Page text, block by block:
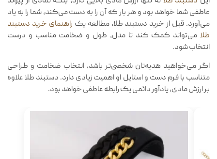
عاطفی شما خواهد بود و هر بار که آن را به دست می‌کند، شما را به یاد
می‌آورد. قبل از خرید دستبند طلا، مطالعه یک راهنمای خرید دستبند
طلا می‌تواند کمک کند تا مدل، طول و ضخامت مناسب و درست
انتخاب شود.
اگر می‌خواهید هدیه‌تان شخصی‌تر باشد، انتخاب ضخامت و طراحی
متناسب با فرم دست و استایل او اهمیت زیادی دارد. دستبند طلا علاوه
بر ارزش مادی، یادآور دائمی یک رابطه عاطفی خواهد بود.